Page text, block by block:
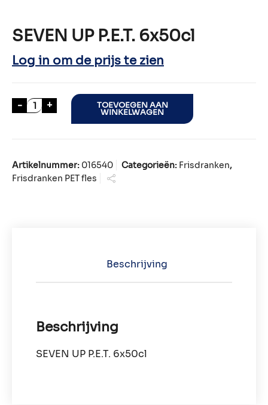
SEVEN UP P.E.T. 6x50cl
Log in om de prijs te zien
- SEVEN UP P.E.T. 6x50cl aantal
+ TOEVOEGEN AAN
WINKELWAGEN
Artikelnummer: 016540 Categorieën: Frisdranken,
Frisdranken PET fles
Beschrijving
Beschrijving
SEVEN UP P.E.T. 6x50cl